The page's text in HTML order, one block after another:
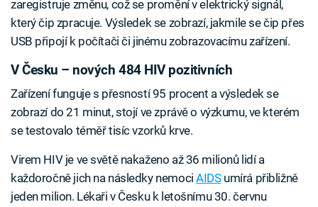
zaregistruje změnu, což se promění v elektrický signál,
který čip zpracuje. Výsledek se zobrazí, jakmile se čip přes
USB připojí k počítači či jinému zobrazovacímu zařízení.
V Česku – nových 484 HIV pozitivních
Zařízení funguje s přesností 95 procent a výsledek se
zobrazí do 21 minut, stojí ve zprávě o výzkumu, ve kterém
se testovalo téměř tisíc vzorků krve.
Virem HIV je ve světě nakaženo až 36 milionů lidí a
každoročně jich na následky nemociAIDSumírá přibližně
jeden milion. Lékaři v Česku k letošnímu 30. červnu